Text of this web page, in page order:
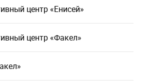
центр «Енисей»
центр «Факел»